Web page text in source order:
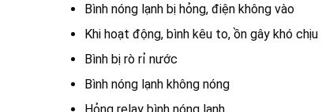
Bình nóng lạnh bị hỏng, điện không vào
Khi hoạt động, bình kêu to, ồn gây khó chịu
Bình bị rò rỉ nước
Bình nóng lạnh không nóng
Hỏng relay bình nóng lạnh